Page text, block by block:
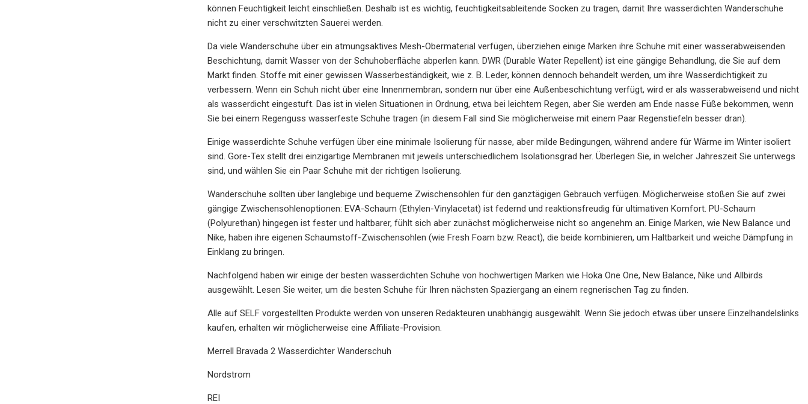
können Feuchtigkeit leicht einschließen. Deshalb ist es wichtig, feuchtigkeitsableitende Socken zu tragen, damit Ihre wasserdichten Wanderschuhe
nicht zu einer verschwitzten Sauerei werden.
Da viele Wanderschuhe über ein atmungsaktives Mesh-Obermaterial verfügen, überziehen einige Marken ihre Schuhe mit einer wasserabweisenden
Beschichtung, damit Wasser von der Schuhoberfläche abperlen kann. DWR (Durable Water Repellent) ist eine gängige Behandlung, die Sie auf dem
Markt finden. Stoffe mit einer gewissen Wasserbeständigkeit, wie z. B. Leder, können dennoch behandelt werden, um ihre Wasserdichtigkeit zu
verbessern. Wenn ein Schuh nicht über eine Innenmembran, sondern nur über eine Außenbeschichtung verfügt, wird er als wasserabweisend und nicht
als wasserdicht eingestuft. Das ist in vielen Situationen in Ordnung, etwa bei leichtem Regen, aber Sie werden am Ende nasse Füße bekommen, wenn
Sie bei einem Regenguss wasserfeste Schuhe tragen (in diesem Fall sind Sie möglicherweise mit einem Paar Regenstiefeln besser dran).
Einige wasserdichte Schuhe verfügen über eine minimale Isolierung für nasse, aber milde Bedingungen, während andere für Wärme im Winter isoliert
sind. Gore-Tex stellt drei einzigartige Membranen mit jeweils unterschiedlichem Isolationsgrad her. Überlegen Sie, in welcher Jahreszeit Sie unterwegs
sind, und wählen Sie ein Paar Schuhe mit der richtigen Isolierung.
Wanderschuhe sollten über langlebige und bequeme Zwischensohlen für den ganztägigen Gebrauch verfügen. Möglicherweise stoßen Sie auf zwei
gängige Zwischensohlenoptionen: EVA-Schaum (Ethylen-Vinylacetat) ist federnd und reaktionsfreudig für ultimativen Komfort. PU-Schaum
(Polyurethan) hingegen ist fester und haltbarer, fühlt sich aber zunächst möglicherweise nicht so angenehm an. Einige Marken, wie New Balance und
Nike, haben ihre eigenen Schaumstoff-Zwischensohlen (wie Fresh Foam bzw. React), die beide kombinieren, um Haltbarkeit und weiche Dämpfung in
Einklang zu bringen.
Nachfolgend haben wir einige der besten wasserdichten Schuhe von hochwertigen Marken wie Hoka One One, New Balance, Nike und Allbirds
ausgewählt. Lesen Sie weiter, um die besten Schuhe für Ihren nächsten Spaziergang an einem regnerischen Tag zu finden.
Alle auf SELF vorgestellten Produkte werden von unseren Redakteuren unabhängig ausgewählt. Wenn Sie jedoch etwas über unsere Einzelhandelslinks
kaufen, erhalten wir möglicherweise eine Affiliate-Provision.
Merrell Bravada 2 Wasserdichter Wanderschuh
Nordstrom
REI